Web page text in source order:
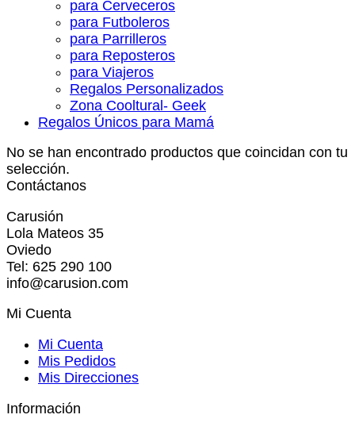
para Cerveceros
para Futboleros
para Parrilleros
para Reposteros
para Viajeros
Regalos Personalizados
Zona Cooltural- Geek
Regalos Únicos para Mamá
No se han encontrado productos que coincidan con tu
selección.
Contáctanos
Carusión
Lola Mateos 35
Oviedo
Tel: 625 290 100
info@carusion.com
Mi Cuenta
Mi Cuenta
Mis Pedidos
Mis Direcciones
Información